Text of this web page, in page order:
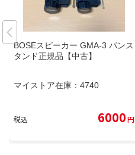
BOSEスピーカー GMA-3 パンス
タンド正規品【中古】
マイストア在庫： 4740
税込 6000円